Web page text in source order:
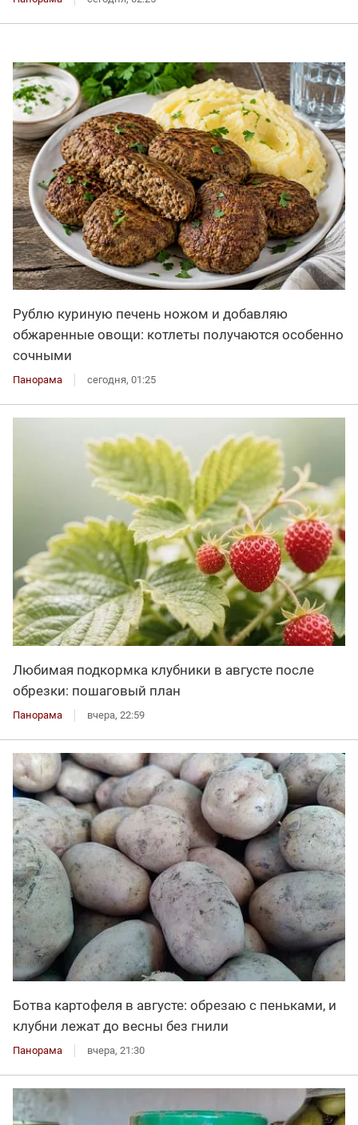
Рублю куриную печень ножом и добавляю
обжаренные овощи: котлеты получаются особенно
сочными
Панорама сегодня, 01:25
Любимая подкормка клубники в августе после
обрезки: пошаговый план
Панорама вчера, 22:59
Ботва картофеля в августе: обрезаю с пеньками, и
клубни лежат до весны без гнили
Панорама вчера, 21:30